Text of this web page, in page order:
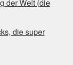
der Welt (die
die super